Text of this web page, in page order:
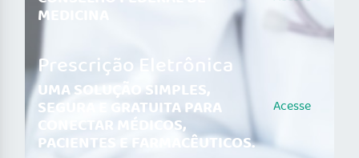
MEDICINA
Prescrição Eletrônica
UMA SOLUÇÃO SIMPLES,
SEGURA E GRATUITA PARA
CONECTAR MÉDICOS,
PACIENTES E FARMACÊUTICOS.
Acesse